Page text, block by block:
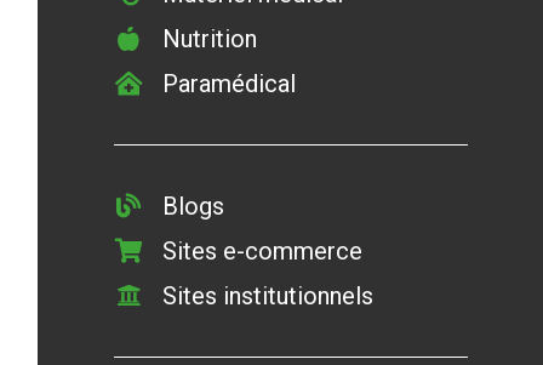
Nutrition
Paramédical
Blogs
Sites e-commerce
Sites institutionnels